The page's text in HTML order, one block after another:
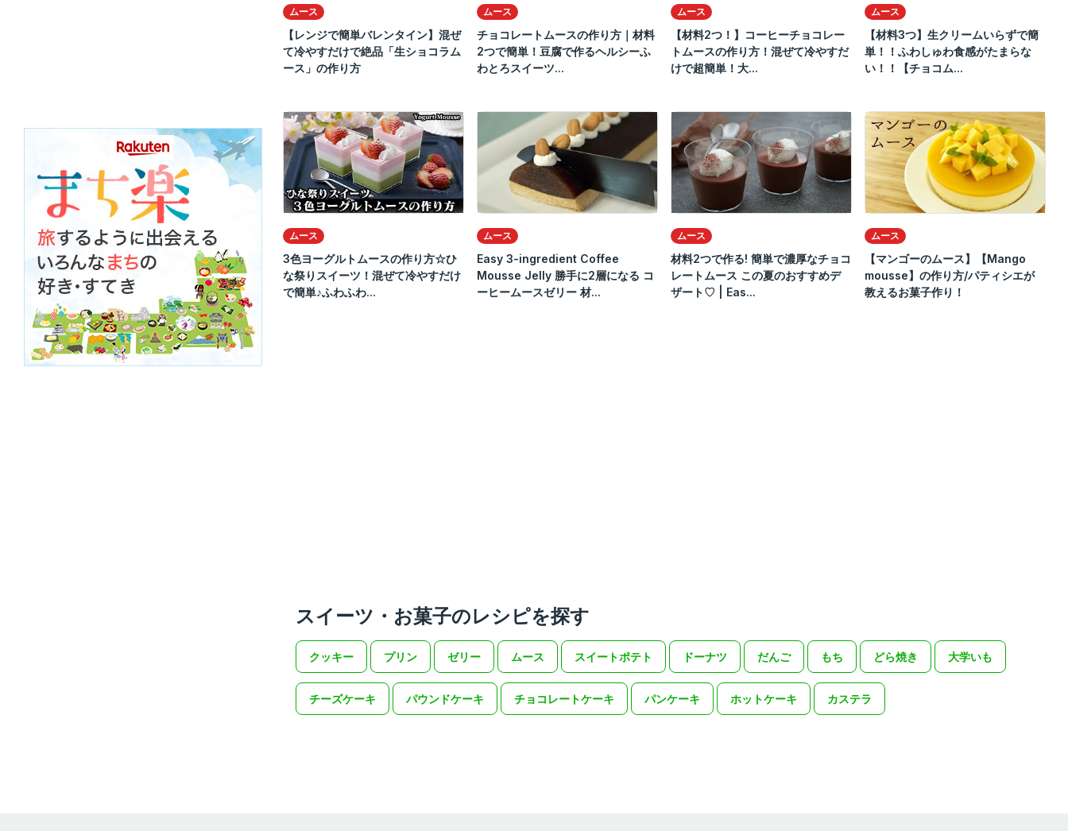
ムース
【レンジで簡単バレンタイン】混ぜ
て冷やすだけで絶品「生ショコラム
ース」の作り方
ムース
チョコレートムースの作り方｜材料
2つで簡単！豆腐で作るヘルシーふ
わとろスイーツ...
ムース
【材料2つ！】コーヒーチョコレー
トムースの作り方！混ぜて冷やすだ
けで超簡単！大...
ムース
【材料3つ】生クリームいらずで簡
単！！ふわしゅわ食感がたまらな
い！！【チョコム...
ムース
3色ヨーグルトムースの作り方☆ひ
な祭りスイーツ！混ぜて冷やすだけ
で簡単♪ふわふわ...
ムース
Easy 3-ingredient Coffee
Mousse Jelly 勝手に2層になる コ
ーヒームースゼリー 材...
ムース
材料2つで作る! 簡単で濃厚なチョコ
レートムース この夏のおすすめデ
ザート♡ | Eas...
ムース
【マンゴーのムース】【Mango
mousse】の作り方/パティシエが
教えるお菓子作り！
スイーツ・お菓子のレシピを探す
クッキー プリン ゼリー ムース スイートポテト ドーナツ だんご もち どら焼き 大学いも
チーズケーキ パウンドケーキ チョコレートケーキ パンケーキ ホットケーキ カステラ